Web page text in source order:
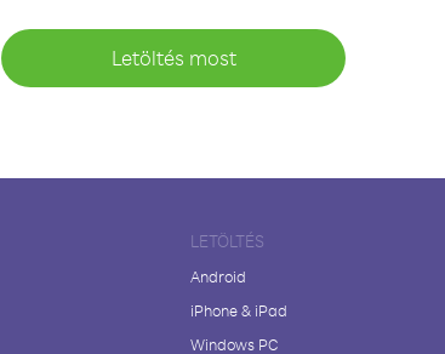
Letöltés most
LETÖLTÉS
Android
iPhone & iPad
Windows PC